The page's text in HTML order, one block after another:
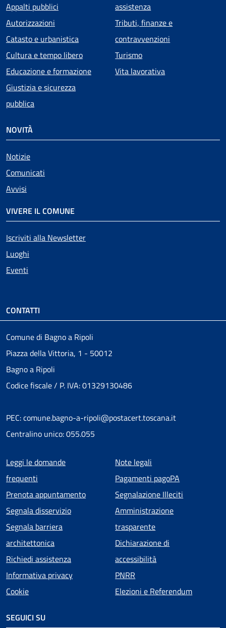
Appalti pubblici
Autorizzazioni
Catasto e urbanistica
Cultura e tempo libero
Educazione e formazione
Giustizia e sicurezza
pubblica
assistenza
Tributi, finanze e
contravvenzioni
Turismo
Vita lavorativa
NOVITÀ
Notizie
Comunicati
Avvisi
VIVERE IL COMUNE
Iscriviti alla Newsletter
Luoghi
Eventi
CONTATTI
Comune di Bagno a Ripoli
Piazza della Vittoria, 1 - 50012
Bagno a Ripoli
Codice fiscale / P. IVA: 01329130486
PEC: comune.bagno-a-ripoli@postacert.toscana.it
Centralino unico: 055.055
Menu piè di pagina
Leggi le domande
frequenti
Prenota appuntamento
Segnala disservizio
Segnala barriera
architettonica
Richiedi assistenza
Informativa privacy
Cookie
Note legali
Pagamenti pagoPA
Segnalazione Illeciti
Amministrazione
trasparente
Dichiarazione di
accessibilità
PNRR
Elezioni e Referendum
SEGUICI SU